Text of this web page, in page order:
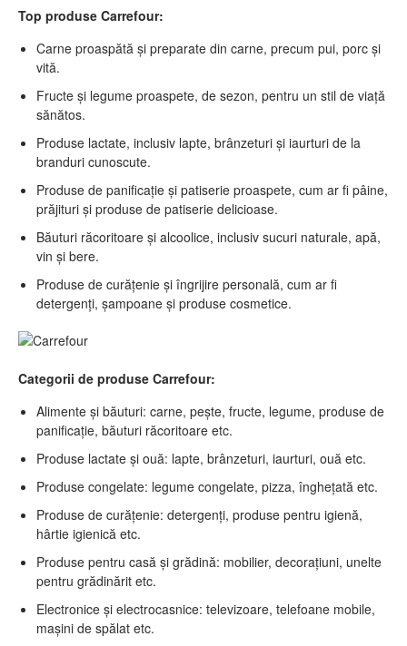
Top produse Carrefour:
Carne proaspătă și preparate din carne, precum pui, porc și
vită.
Fructe și legume proaspete, de sezon, pentru un stil de viață
sănătos.
Produse lactate, inclusiv lapte, brânzeturi și iaurturi de la
branduri cunoscute.
Produse de panificație și patiserie proaspete, cum ar fi pâine,
prăjituri și produse de patiserie delicioase.
Băuturi răcoritoare și alcoolice, inclusiv sucuri naturale, apă,
vin și bere.
Produse de curățenie și îngrijire personală, cum ar fi
detergenți, șampoane și produse cosmetice.
Categorii de produse Carrefour:
Alimente și băuturi: carne, pește, fructe, legume, produse de
panificație, băuturi răcoritoare etc.
Produse lactate și ouă: lapte, brânzeturi, iaurturi, ouă etc.
Produse congelate: legume congelate, pizza, înghețată etc.
Produse de curățenie: detergenți, produse pentru igienă,
hârtie igienică etc.
Produse pentru casă și grădină: mobilier, decorațiuni, unelte
pentru grădinărit etc.
Electronice și electrocasnice: televizoare, telefoane mobile,
mașini de spălat etc.